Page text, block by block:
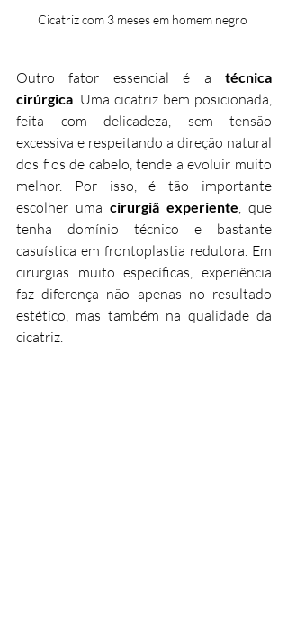
Cicatriz com 3 meses em homem negro
Outro fator essencial é a técnica
cirúrgica. Uma cicatriz bem posicionada,
feita com delicadeza, sem tensão
excessiva e respeitando a direção natural
dos fios de cabelo, tende a evoluir muito
melhor. Por isso, é tão importante
escolher uma cirurgiã experiente, que
tenha domínio técnico e bastante
casuística em frontoplastia redutora. Em
cirurgias muito específicas, experiência
faz diferença não apenas no resultado
estético, mas também na qualidade da
cicatriz.